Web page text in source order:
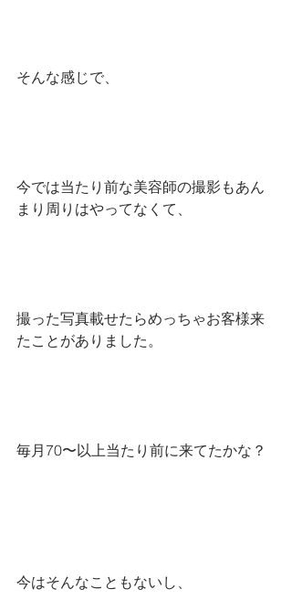
そんな感じで、
今では当たり前な美容師の撮影もあん
まり周りはやってなくて、
撮った写真載せたらめっちゃお客様来
たことがありました。
毎月70〜以上当たり前に来てたかな？
今はそんなこともないし、